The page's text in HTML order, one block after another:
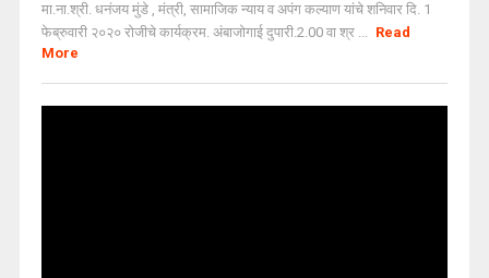
मा.ना.श्री. धनंजय मुंडे , मंत्री, सामाजिक न्याय व अपंग कल्याण यांचे शनिवार दि. 1
फेब्रुवारी २०२० रोजीचे कार्यक्रम. अंबाजोगाई दुपारी.2.00 वा श्र ... Read
More